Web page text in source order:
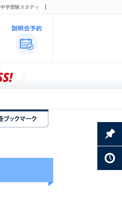
中学受験スタディ